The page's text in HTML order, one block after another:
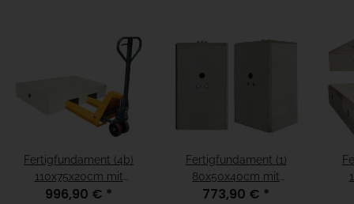
Fertigfundament (4b)
110x75x20cm mit
Kabelleerrohre,
996,90 € *
Fertigfundament (1)
80x50x40cm mit
Kabelleerrohre
773,90 € *